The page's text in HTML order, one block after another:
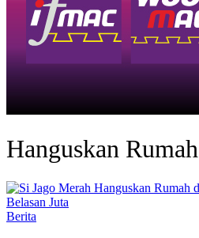
Hanguskan Rumah
Berita